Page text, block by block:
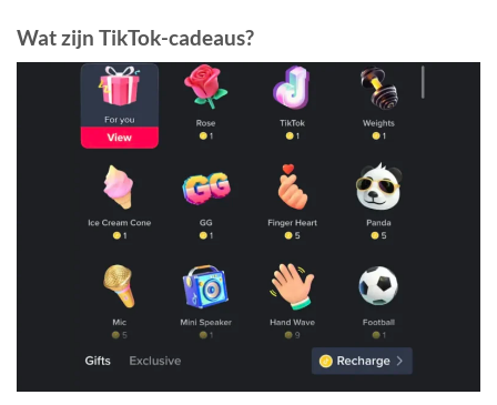
Wat zijn TikTok-cadeaus?